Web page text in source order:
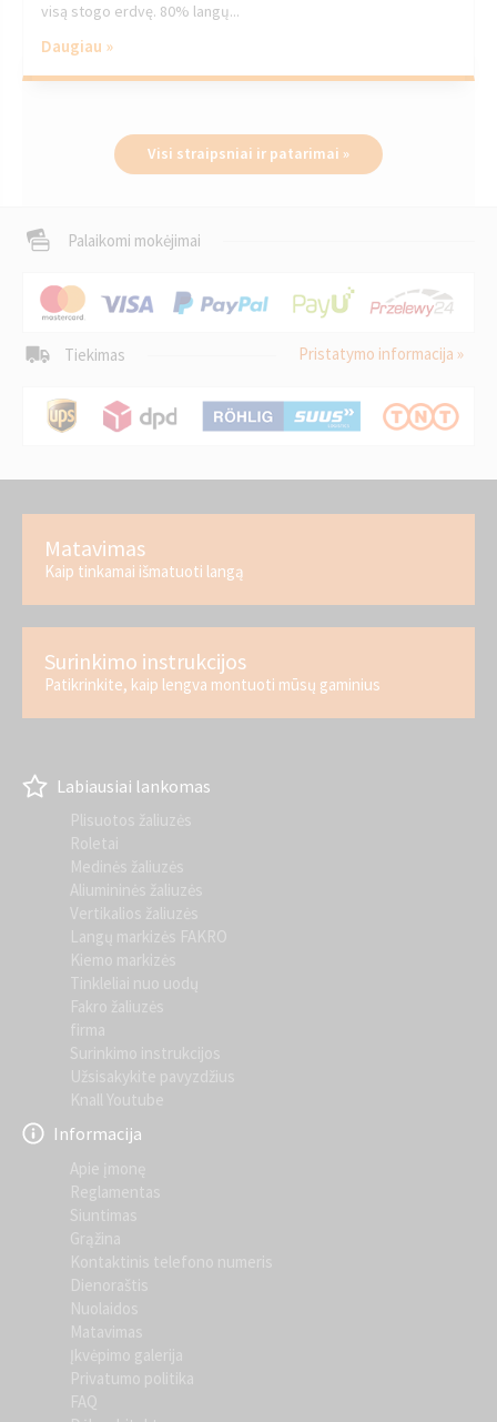
visą stogo erdvę. 80% langų...
Daugiau »
Visi straipsniai ir patarimai »
Palaikomi mokėjimai
Tiekimas Pristatymo informacija »
Matavimas
Kaip tinkamai išmatuoti langą
Surinkimo instrukcijos
Patikrinkite, kaip lengva montuoti mūsų gaminius
Labiausiai lankomas
Plisuotos žaliuzės
Roletai
Medinės žaliuzės
Aliumininės žaliuzės
Vertikalios žaliuzės
Langų markizės FAKRO
Kiemo markizės
Tinkleliai nuo uodų
Fakro žaliuzės
firma
Surinkimo instrukcijos
Užsisakykite pavyzdžius
Knall Youtube
Informacija
Apie įmonę
Reglamentas
Siuntimas
Grąžina
Kontaktinis telefono numeris
Dienoraštis
Nuolaidos
Matavimas
Įkvėpimo galerija
Privatumo politika
FAQ